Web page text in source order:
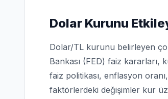
Dolar Kurunu
Dolar/TL kurunu belirleyen
Bankası (FED) faiz kararları,
faiz politikası, enflasyon
faktörlerdeki değişimler kur